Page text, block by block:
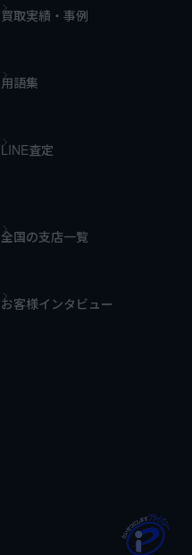
買取実績・事例
用語集
LINE査定
全国の支店一覧
お客様インタビュー